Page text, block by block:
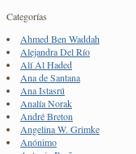
Categorías
Ahmed Ben Waddah
Alejandra Del Río
Alí Al Haded
Ana de Santana
Ana Istasrú
Analía Norak
André Breton
Angelina W. Grimke
Anónimo